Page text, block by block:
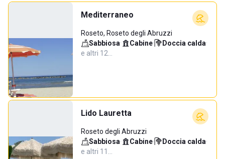
Mediterraneo
Roseto, Roseto degli Abruzzi
Sabbiosa· Cabine· Doccia calda·
e altri 12…
Lido Lauretta
Roseto degli Abruzzi
Sabbiosa· Cabine· Doccia calda·
e altri 11…